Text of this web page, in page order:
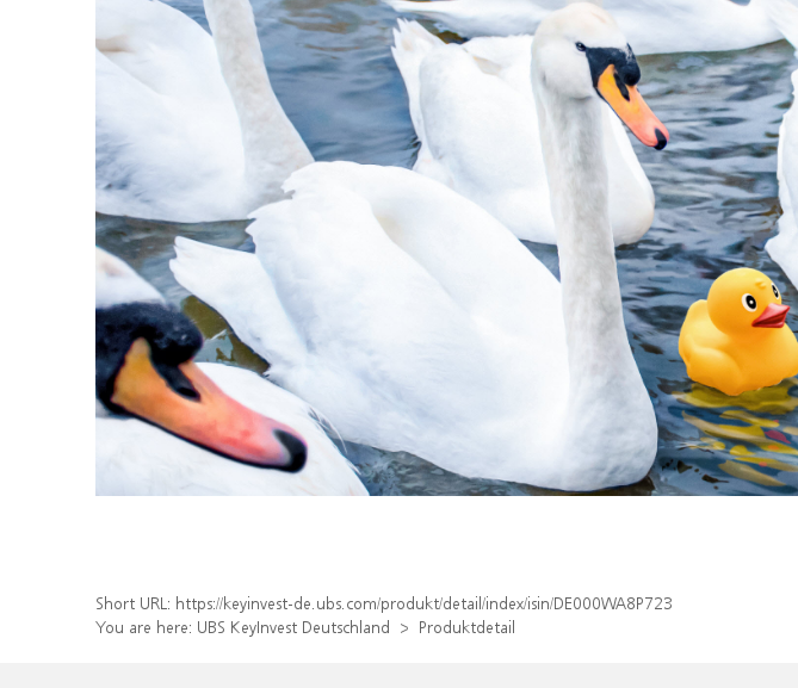
Short URL: https://keyinvest-de.ubs.com/produkt/detail/index/isin/DE000WA8P723
You are here: UBS KeyInvest Deutschland Produktdetail